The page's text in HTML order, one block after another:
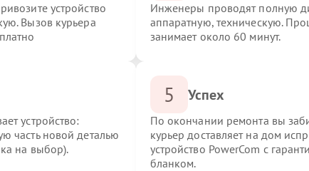
устройство
Вызов курьера
Инженеры проводят полную
аппаратную, техническую.
занимает около 60 минут.
устройство:
часть новой деталью
на выбор).
5 Успех
По окончании ремонта вы
курьер доставляет на дом
устройство PowerCom с
бланком.